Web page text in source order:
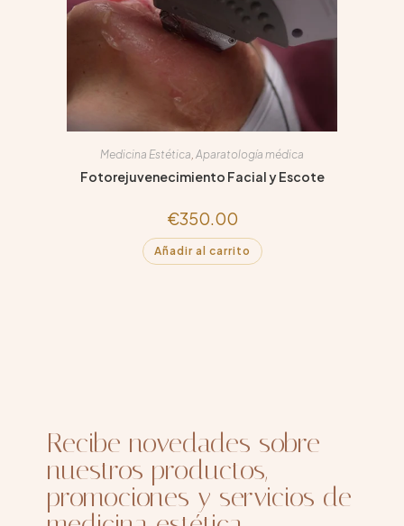
Medicina Estética, Aparatología médica
Fotorejuvenecimiento Facial y Escote
€350.00
Añadir al carrito
Recibe novedades sobre
nuestros productos,
promociones y servicios de